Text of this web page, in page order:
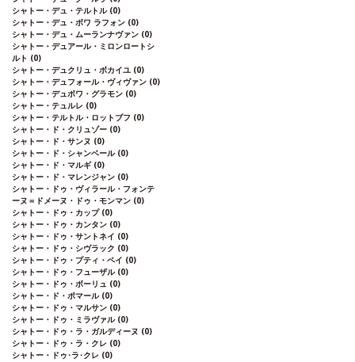
シャトー・デュ・テルトル (0)
シャトー・デュ・ボワ ラフォン (0)
シャトー・デュ・ムーランナヴァン (0)
シャトー・デュアール・ミロンロートシ
ルト (0)
シャトー・デュクリュ・ボカイユ (0)
シャトー・デュフォール・ヴィヴァン (0)
シャトー・デュボワ・グラモン (0)
シャトー・テュルレ (0)
シャトー・テルトル・ロットブフ (0)
シャトー・ド・クリュゾー (0)
シャトー・ド・サンヌ (0)
シャトー・ド・シャンベール (0)
シャトー・ド・マルギ (0)
シャトー・ド・マレンジャン (0)
シャトー・ドゥ・ヴィラール・フォンテ
ーヌ＝ドメーヌ・ドゥ・モンマン (0)
シャトー・ドゥ・カップ (0)
シャトー・ドゥ・カンタン (0)
シャトー・ドゥ・サントネイ (0)
シャトー・ドゥ・シヴラック (0)
シャトー・ドゥ・プティ・ペイ (0)
シャトー・ドゥ・フューザル (0)
シャトー・ドゥ・ボーリュ (0)
シャトー・ド・ポマール (0)
シャトー・ドゥ・マルサン (0)
シャトー・ドゥ・ミラヴァル (0)
シャトー・ドゥ・ラ・ガルディーヌ (0)
シャトー・ドゥ・ラ・クレ (0)
シャトー・ドゥ･ラ･クレ (0)